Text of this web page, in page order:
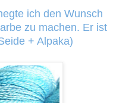
ich den Wunsch
zu machen. Er ist
+ Alpaka)